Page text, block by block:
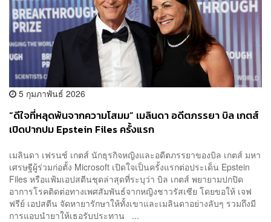
5 กุมภาพันธ์ 2026
“ดีใจที่หลุดพ้นจากความโสมม” เมลินดา อดีตภรรยา บิล เกตส์
เปิดปากปม Epstein Files ครั้งแรก
เมลินดา เฟรนช์ เกตส์ นักธุรกิจหญิงและอดีตภรรยาของบิล เกตส์ มหา
เศรษฐีผู้ร่วมก่อตั้ง Microsoft เปิดใจเป็นครั้งแรกต่อประเด็น Epstein
Files หรือแฟ้มเอปสตีนชุดล่าสุดที่ระบุว่า บิล เกตส์ พยายามปกปิด
อาการโรคติดต่อทางเพศสัมพันธ์จากหญิงชาวรัสเซีย โดยขอให้ เจฟ
ฟรีย์ เอปสตีน จัดหายารักษาให้ทั้งเขาและเมลินดาอย่างลับๆ รวมถึงมี
การแอบนำยาให้เธอรับประทาน ...